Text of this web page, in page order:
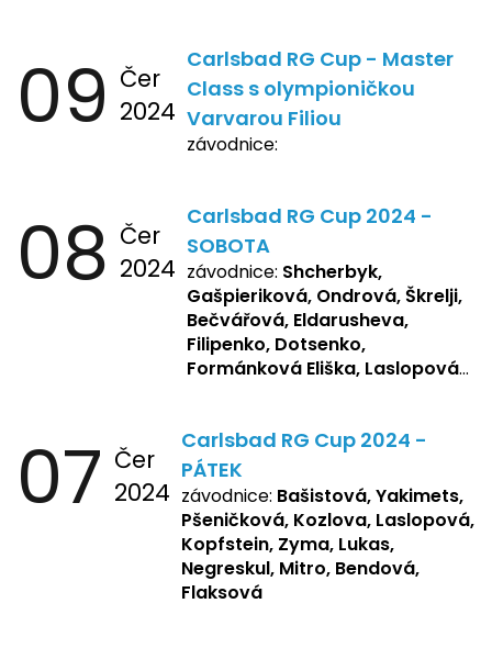
09 Čer
2024
Carlsbad RG Cup - Master
Class s olympioničkou
Varvarou Filiou
závodnice:
08 Čer
2024
Carlsbad RG Cup 2024 -
SOBOTA
závodnice: Shcherbyk,
Gašpieriková, Ondrová, Škrelji,
Bečvářová, Eldarusheva,
Filipenko, Dotsenko,
Formánková Eliška, Laslopová
Žbánková, Bašistová Beáta,
Yakimets, Pšeničková Vanesa,
Kozlova Nelly, Laslopová B.,
Kopfstein, Lukas, Negreskul ,
Mitro, Bendová, Flaksová
07 Čer
2024
Carlsbad RG Cup 2024 -
PÁTEK
závodnice: Bašistová, Yakimets,
Pšeničková, Kozlova, Laslopová,
Kopfstein, Zyma, Lukas,
Negreskul, Mitro, Bendová,
Flaksová